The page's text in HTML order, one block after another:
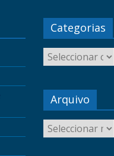
Categorias
Arquivo